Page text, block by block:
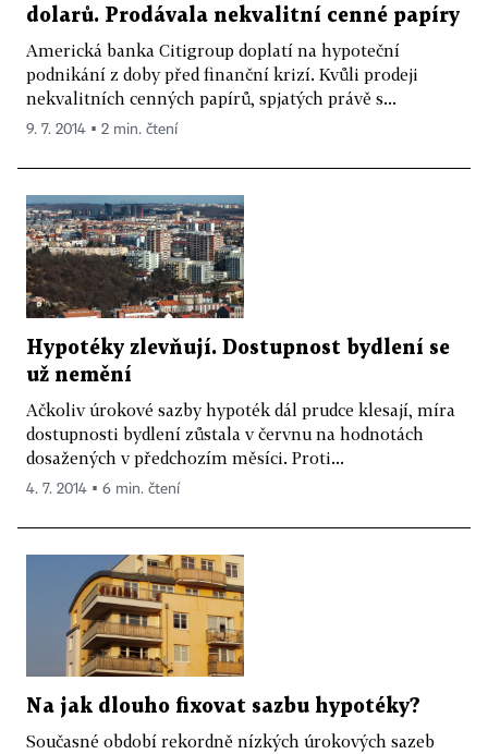
dolarů. Prodávala nekvalitní cenné papíry
Americká banka Citigroup doplatí na hypoteční
podnikání z doby před finanční krizí. Kvůli prodeji
nekvalitních cenných papírů, spjatých právě s...
9. 7. 2014 ▪ 2 min. čtení
Hypotéky zlevňují. Dostupnost bydlení se
už nemění
Ačkoliv úrokové sazby hypoték dál prudce klesají, míra
dostupnosti bydlení zůstala v červnu na hodnotách
dosažených v předchozím měsíci. Proti...
4. 7. 2014 ▪ 6 min. čtení
Na jak dlouho fixovat sazbu hypotéky?
Současné období rekordně nízkých úrokových sazeb